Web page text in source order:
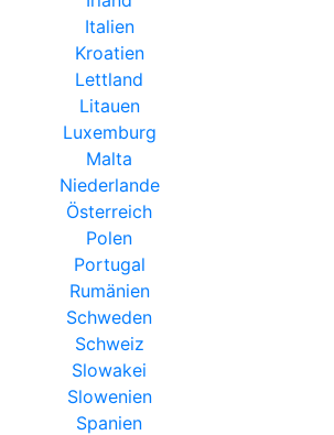
Italien
Kroatien
Lettland
Litauen
Luxemburg
Malta
Niederlande
Österreich
Polen
Portugal
Rumänien
Schweden
Schweiz
Slowakei
Slowenien
Spanien